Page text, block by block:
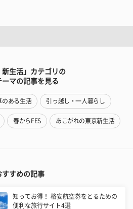
新生活」カテゴリの
ーマの記事を見る
のある生活 引っ越し・一人暮らし
春からFES あこがれの東京新生活
すすめの記事
知ってお得！ 格安航空券をとるための
便利な旅行サイト4選